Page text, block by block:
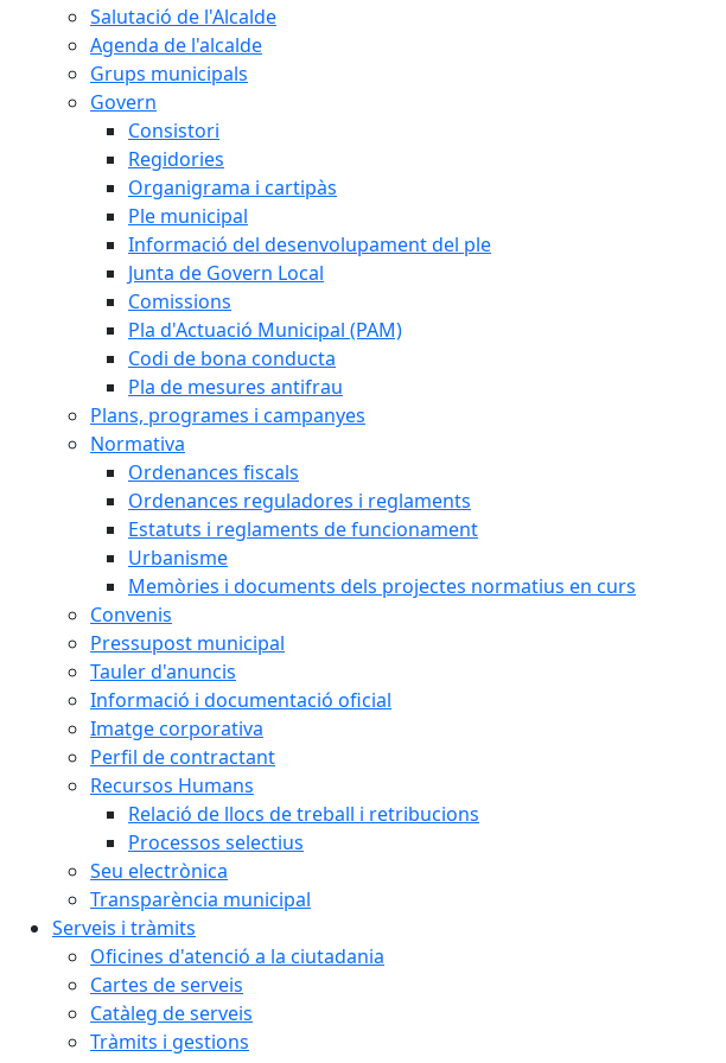
Salutació de l'Alcalde
Agenda de l'alcalde
Grups municipals
Govern
Consistori
Regidories
Organigrama i cartipàs
Ple municipal
Informació del desenvolupament del ple
Junta de Govern Local
Comissions
Pla d'Actuació Municipal (PAM)
Codi de bona conducta
Pla de mesures antifrau
Plans, programes i campanyes
Normativa
Ordenances fiscals
Ordenances reguladores i reglaments
Estatuts i reglaments de funcionament
Urbanisme
Memòries i documents dels projectes normatius en curs
Convenis
Pressupost municipal
Tauler d'anuncis
Informació i documentació oficial
Imatge corporativa
Perfil de contractant
Recursos Humans
Relació de llocs de treball i retribucions
Processos selectius
Seu electrònica
Transparència municipal
Serveis i tràmits
Oficines d'atenció a la ciutadania
Cartes de serveis
Catàleg de serveis
Tràmits i gestions